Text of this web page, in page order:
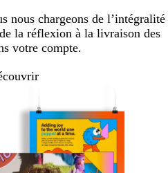
nous chargeons de l’intégralité
la réflexion à la livraison des
votre compte.